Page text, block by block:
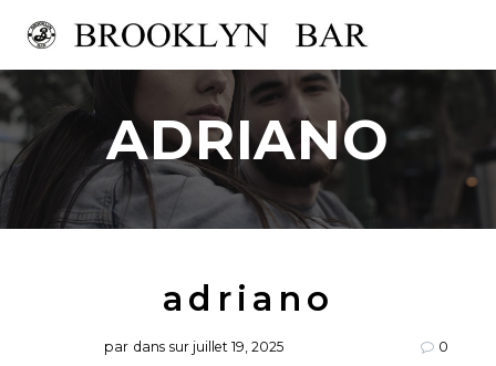
au
ADRIANO
adriano
par dans sur juillet 19, 2025 0